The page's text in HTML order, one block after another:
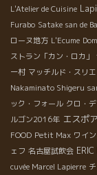
L'Atelier de Cuisine
Furabo Satake san de
ローヌ地方 L'Ecume
ストラン「カン・ロカ」
ー村 マッチルド・スリエ
Nakaminato Shigeru
ック・フォール クロ・
ルゴン2016年 エスポア
FOOD Petit Max ワイ
ェフ 名古屋試飲会
cuvée Marcel Lapierre